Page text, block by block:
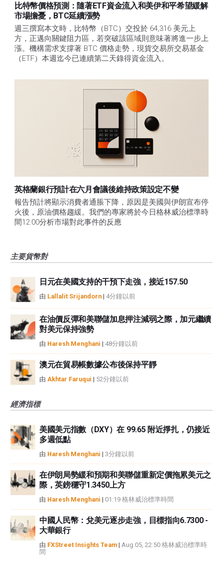
比特幣價格預測：隨著ETF資金流入和美伊和平希望緩解
市場擔憂，BTC延續漲勢
週三撰寫本文時，比特幣（BTC）交投於 64,316 美元上
方，正邁向關鍵阻力區，若突破該區域則意味著將進一步上
漲。機構需求支撐著 BTC 價格走勢，現貨交易所交易基金
（ETF）本週迄今已連續第二天錄得資金流入。
英格蘭銀行預計在六月會議後維持政策設定不變
報告預計將顯示消費者通脹下降，原因是美國與伊朗宣布停
火後，原油價格趨緩。我們的專家將於今日格林威治標準時
間12:00分析市場對此事件的反應
主要貨幣對
日元在美國支持的干預下走強，接近157.50
由 Lallalit Srijandorn | 4分鐘以前
在油價反彈和美聯儲加息押注減弱之際，加元繼續
對美元保持強勢
由 Haresh Menghani | 48分鐘以前
澳元在貿易帳數據公布後保持平靜
由 Akhtar Faruqui | 52分鐘以前
經濟指標
美國美元指數（DXY）在 99.65 附近掙扎，仍接近
多週低點
由 Haresh Menghani | 3分鐘以前
在伊朗局勢緩和預期和美聯儲重新定價拖累美元之
際，英鎊穩守1.3450上方
由 Haresh Menghani | 01:19 格林威治標準時間
中國人民幣：兌美元逐步走強，目標指向6.7300 -
大華銀行
由 FXStreet Insights Team | Aug 05, 22:50 格林威治標準時
間